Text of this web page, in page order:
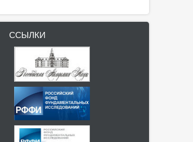
ССЫЛКИ